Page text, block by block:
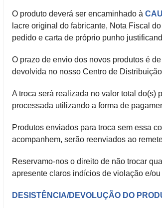
O produto deverá ser encaminhado à
lacre original do fabricante, Nota Fiscal
pedido e carta de próprio punho
O prazo de envio dos novos produtos é
devolvida no nosso Centro de
A troca será realizada no valor total do(s)
processada utilizando a forma de
Produtos enviados para troca sem essa
acompanhem, serão reenviados ao
Reservamo-nos o direito de não trocar
apresente claros indícios de violação e/ou
DESISTÊNCIA/DEVOLUÇÃO DO